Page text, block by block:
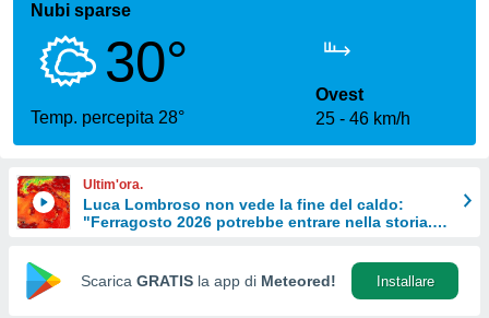
per
le
di
Web
Nubi sparse
30°
Temp. percepita 28°
Ovest
25
46 km/h
Ultim'ora.
Luca Lombroso non vede la fine del caldo:
"Ferragosto 2026 potrebbe entrare nella storia.
Scarica GRATIS la app di Meteored! Installare